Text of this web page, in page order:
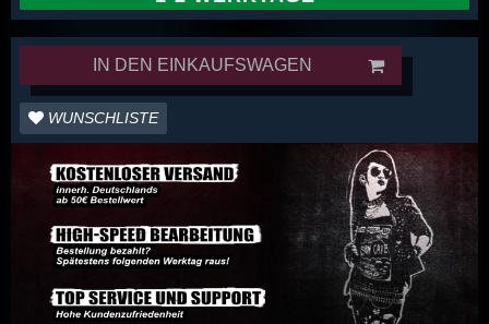
IN DEN EINKAUFSWAGEN
WUNSCHLISTE